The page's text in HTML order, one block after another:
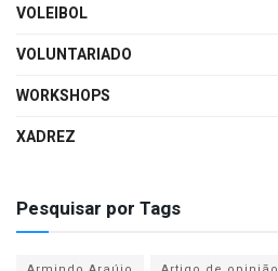
VOLEIBOL
VOLUNTARIADO
WORKSHOPS
XADREZ
Pesquisar por Tags